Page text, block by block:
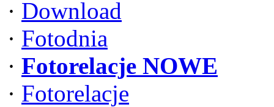
· Download
· Fotodnia
· Fotorelacje NOWE
· Fotorelacje